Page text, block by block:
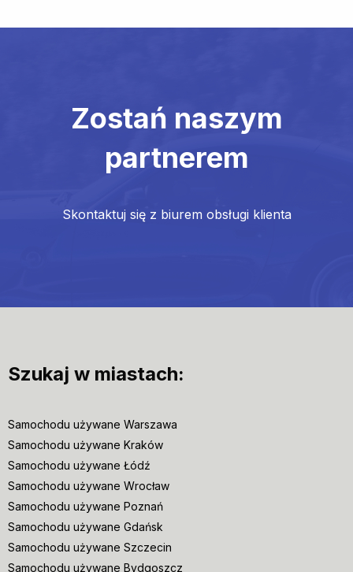
Zostań naszym
partnerem
Skontaktuj się z biurem obsługi klienta
Szukaj w miastach:
Samochodu używane Warszawa
Samochodu używane Kraków
Samochodu używane Łódź
Samochodu używane Wrocław
Samochodu używane Poznań
Samochodu używane Gdańsk
Samochodu używane Szczecin
Samochodu używane Bydgoszcz